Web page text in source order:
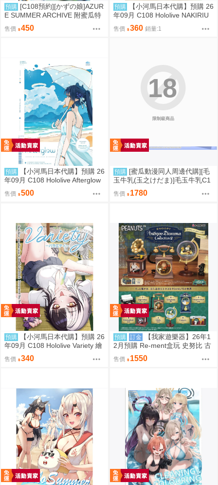
預購 [C108預約][かずの娘]AZUR
E SUMMER ARCHIVE 附蜜瓜特
典小卡 蔚藍檔案 同人誌id=3786
337
售價 450
預購
【小河馬日本代購】預購 26
年09月 C108 Hololive NAKIRIU
M2 繪師:李神の落書き場
售價 360 銷量:1
預購
【小河馬日本代購】預購 26
年09月 C108 Hololive Afterglow
繪師:カノチ
售價 500
限制級商品
18
預購 [蜜瓜動漫同人周邊代購][毛
玉牛乳(玉之けだま)]毛玉牛乳C1
08新刊セット(同人誌)
售價 1780
預購
【小河馬日本代購】預購 26
年09月 C108 Hololive Variety 繪
師:Syun
售價 340
預購 訂金
【我家遊樂器】26年1
2月預購 Re-ment盒玩 史努比 古
董立體場景2
售價 1550